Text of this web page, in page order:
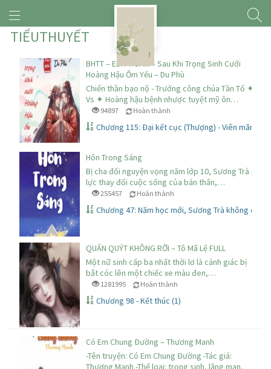
TIỂUTHUYẾT
BHTT – EDIT HOÀN – Sau Khi Trọng Sinh Cưới
Hoàng Hậu Ốm Yếu – Du Phù
Chiến thần bạo nộ - Trưởng công chúa Tần Tố ✦
Vs ✦ Hoàng hậu bệnh nhược tuyệt mỹ ôn…
94897 Hoàn thành
Chương 115: Đại kết cục (Thượng) - Viên mãn
Hôn Trong Sáng
Bị cha đổi nguyện vọng năm lớp 10, Sương Trà phải
lực thay đổi cuộc sống của bản thân,…
255457 Hoàn thành
Chương 47: Năm học mới, Sương Trà không còn
QUẤN QUÝT KHÔNG RỜI – Tô Mã Lệ FULL
Một nữ sinh cấp ba nhất thời lơ là cảnh giác bị
bắt cóc lên một chiếc xe màu đen,…
1281995 Hoàn thành
Chương 98 - Kết thúc (1)
Có Em Chung Đường – Thương Manh
-Tên truyện: Có Em Chung Đường -Tác giả:
Thương Manh -Thể loại: trọng sinh, lãng mạn,